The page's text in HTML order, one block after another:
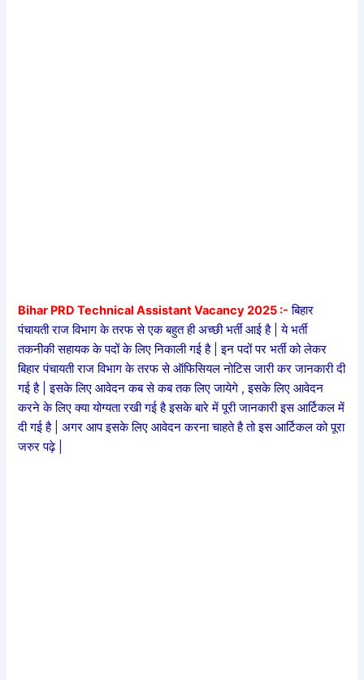
Bihar PRD Technical Assistant Vacancy 2025 :- बिहार
पंचायती राज विभाग के तरफ से एक बहुत ही अच्छी भर्ती आई है | ये भर्ती
तकनीकी सहायक के पदों के लिए निकाली गई है | इन पदों पर भर्ती को लेकर
बिहार पंचायती राज विभाग के तरफ से ऑफिसियल नोटिस जारी कर जानकारी दी
गई है | इसके लिए आवेदन कब से कब तक लिए जायेगे , इसके लिए आवेदन
करने के लिए क्या योग्यता रखी गई है इसके बारे में पूरी जानकारी इस आर्टिकल में
दी गई है | अगर आप इसके लिए आवेदन करना चाहते है तो इस आर्टिकल को पूरा
जरुर पढ़े |